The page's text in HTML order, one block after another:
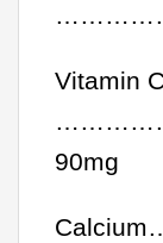
Vitamin
90mg